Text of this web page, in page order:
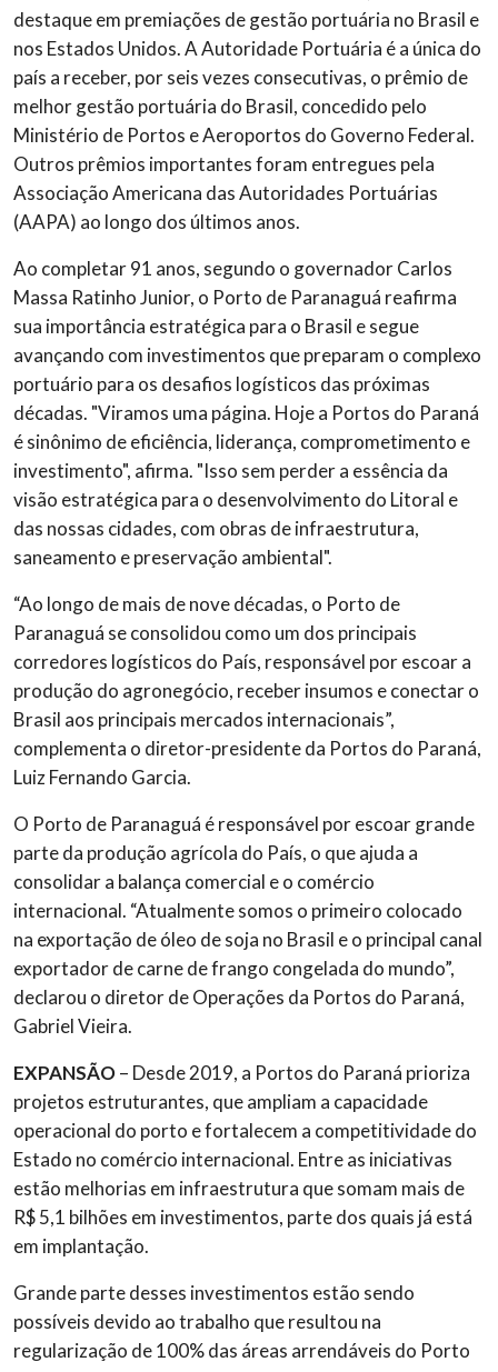
destaque em premiações de gestão portuária no Brasil e
nos Estados Unidos. A Autoridade Portuária é a única do
país a receber, por seis vezes consecutivas, o prêmio de
melhor gestão portuária do Brasil, concedido pelo
Ministério de Portos e Aeroportos do Governo Federal.
Outros prêmios importantes foram entregues pela
Associação Americana das Autoridades Portuárias
(AAPA) ao longo dos últimos anos.
Ao completar 91 anos, segundo o governador Carlos
Massa Ratinho Junior, o Porto de Paranaguá reafirma
sua importância estratégica para o Brasil e segue
avançando com investimentos que preparam o complexo
portuário para os desafios logísticos das próximas
décadas. "Viramos uma página. Hoje a Portos do Paraná
é sinônimo de eficiência, liderança, comprometimento e
investimento", afirma. "Isso sem perder a essência da
visão estratégica para o desenvolvimento do Litoral e
das nossas cidades, com obras de infraestrutura,
saneamento e preservação ambiental".
“Ao longo de mais de nove décadas, o Porto de
Paranaguá se consolidou como um dos principais
corredores logísticos do País, responsável por escoar a
produção do agronegócio, receber insumos e conectar o
Brasil aos principais mercados internacionais”,
complementa o diretor-presidente da Portos do Paraná,
Luiz Fernando Garcia.
O Porto de Paranaguá é responsável por escoar grande
parte da produção agrícola do País, o que ajuda a
consolidar a balança comercial e o comércio
internacional. “Atualmente somos o primeiro colocado
na exportação de óleo de soja no Brasil e o principal canal
exportador de carne de frango congelada do mundo”,
declarou o diretor de Operações da Portos do Paraná,
Gabriel Vieira.
EXPANSÃO– Desde 2019, a Portos do Paraná prioriza
projetos estruturantes, que ampliam a capacidade
operacional do porto e fortalecem a competitividade do
Estado no comércio internacional. Entre as iniciativas
estão melhorias em infraestrutura que somam mais de
R$ 5,1 bilhões em investimentos, parte dos quais já está
em implantação.
Grande parte desses investimentos estão sendo
possíveis devido ao trabalho que resultou na
regularização de 100% das áreas arrendáveis do Porto